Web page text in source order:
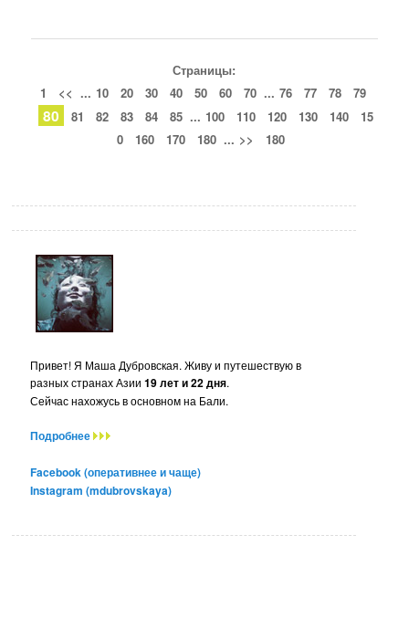
Страницы:
1
<< ... 10 20 30 40 50 60 70 ... 76 77 78 79
80 81 82 83 84 85 ... 100 110 120 130 140
15
0
160 170 180 ... >> 180
Привет! Я Маша Дубровская. Живу и путешествую в
разных странах Азии19 лет и 22 дня.
Сейчас нахожусь в основном на Бали.
Подробнее
Facebook (оперативнее и чаще)
Instagram (mdubrovskaya)